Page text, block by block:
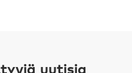
uutisia